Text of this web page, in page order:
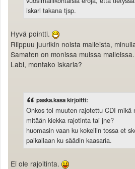
iskari takana tjsp.
Hyvä pointti.
Riippuu juurikin noista malleista,
Samaten on monissa muissa malleissa.
Labi, montako iskaria?
paska.kasa kirjoitti:
Onkos toi muuten rajotettu CDI mikä
mitään kiekka rajotinta tai jne?
huomasin vaan ku kokeilin tossa et
paikallaan ku säädin kaasaria.
Ei ole rajoitinta.